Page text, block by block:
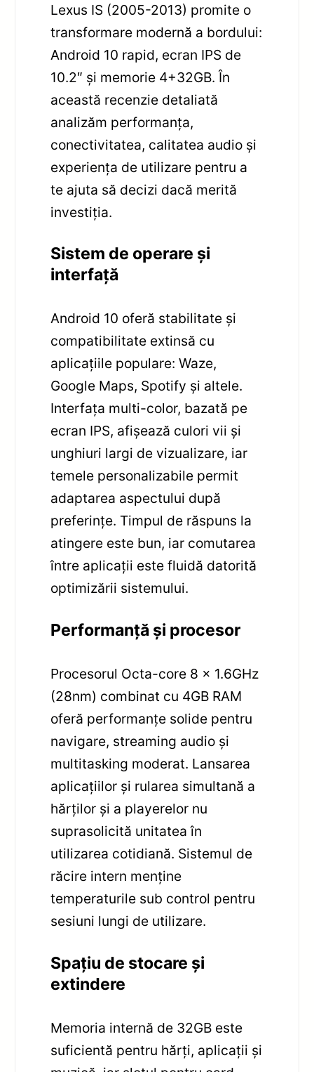
Lexus IS (2005-2013) promite o
transformare modernă a bordului:
Android 10 rapid, ecran IPS de
10.2″ și memorie 4+32GB. În
această recenzie detaliată
analizăm performanța,
conectivitatea, calitatea audio și
experiența de utilizare pentru a
te ajuta să decizi dacă merită
investiția.
Sistem de operare și
interfață
Android 10 oferă stabilitate și
compatibilitate extinsă cu
aplicațiile populare: Waze,
Google Maps, Spotify și altele.
Interfața multi-color, bazată pe
ecran IPS, afișează culori vii și
unghiuri largi de vizualizare, iar
temele personalizabile permit
adaptarea aspectului după
preferințe. Timpul de răspuns la
atingere este bun, iar comutarea
între aplicații este fluidă datorită
optimizării sistemului.
Performanță și procesor
Procesorul Octa-core 8 x 1.6GHz
(28nm) combinat cu 4GB RAM
oferă performanțe solide pentru
navigare, streaming audio și
multitasking moderat. Lansarea
aplicațiilor și rularea simultană a
hărților și a playerelor nu
suprasolicită unitatea în
utilizarea cotidiană. Sistemul de
răcire intern menține
temperaturile sub control pentru
sesiuni lungi de utilizare.
Spațiu de stocare și
extindere
Memoria internă de 32GB este
suficientă pentru hărți, aplicații și